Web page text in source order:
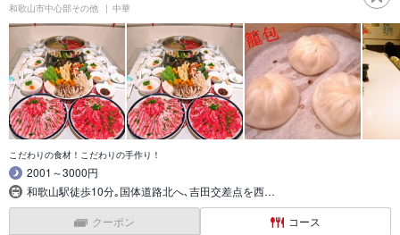
和歌山市中心部その他 中華
こだわりの食材！こだわりの手作り！
2001～3000円
和歌山駅徒歩10分｡国体道路北へ､吉田交差点を西…
クーポン コース